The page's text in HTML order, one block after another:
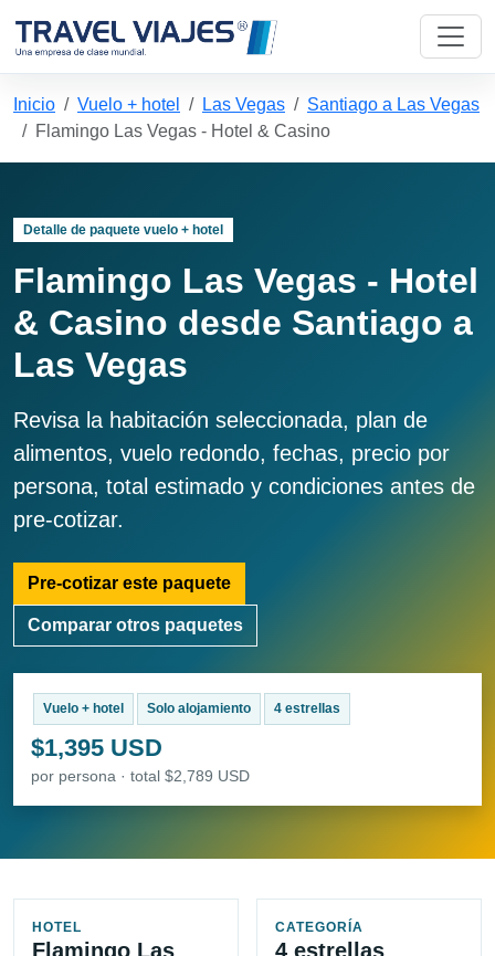
Inicio Vuelo + hotel Las Vegas
Santiago a Las Vegas
Flamingo Las Vegas - Hotel & Casino
Detalle de paquete vuelo + hotel
Flamingo Las Vegas - Hotel
& Casino desde Santiago a
Las Vegas
Revisa la habitación seleccionada, plan de
alimentos, vuelo redondo, fechas, precio por
persona, total estimado y condiciones antes de
pre-cotizar.
Pre-cotizar este paquete
Comparar otros paquetes
Vuelo + hotel Solo alojamiento 4 estrellas
$1,395 USD
por persona · total $2,789 USD
HOTEL
Flamingo Las
CATEGORÍA
4 estrellas